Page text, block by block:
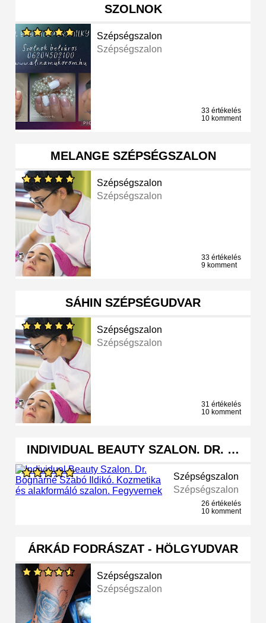
SZOLNOK
Szépségszalon
Szépségszalon
33 értékelés
10 komment
MELANGE SZÉPSÉGSZALON
Szépségszalon
Szépségszalon
33 értékelés
9 komment
SÁHIN SZÉPSÉGUDVAR
Szépségszalon
Szépségszalon
31 értékelés
10 komment
INDIVIDUAL BEAUTY SZALON. DR. …
Szépségszalon
Szépségszalon
26 értékelés
10 komment
ÁRKÁD FODRÁSZAT - HÖLGYUDVAR
Szépségszalon
Szépségszalon